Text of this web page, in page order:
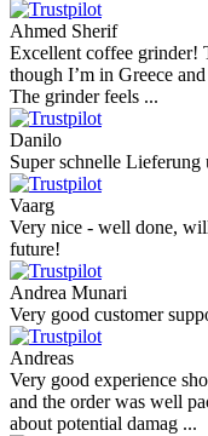
Ahmed Sherif
Excellent coffee grinder!
though I’m in Greece
The grinder feels ...
Danilo
Super schnelle
Vaarg
Very nice - well done,
future!
Andrea Munari
Very good customer
Andreas
Very good experience
and the order was well
about potential damag ...